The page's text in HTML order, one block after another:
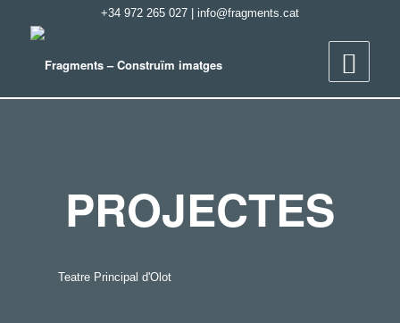
+34 972 265 027| info@fragments.cat
PROJECTES
Teatre Principal d'Olot